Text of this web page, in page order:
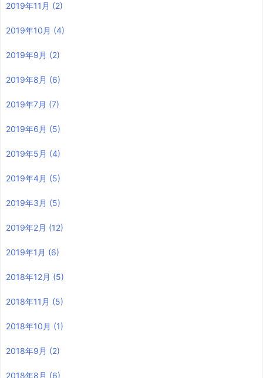
2019年11月 (2)
2019年10月 (4)
2019年9月 (2)
2019年8月 (6)
2019年7月 (7)
2019年6月 (5)
2019年5月 (4)
2019年4月 (5)
2019年3月 (5)
2019年2月 (12)
2019年1月 (6)
2018年12月 (5)
2018年11月 (5)
2018年10月 (1)
2018年9月 (2)
2018年8月 (6)